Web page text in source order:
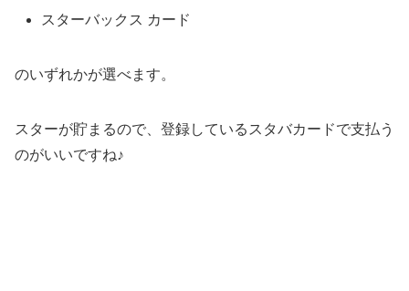
スターバックス カード
のいずれかが選べます。
スターが貯まるので、登録しているスタバカードで支払う
のがいいですね♪